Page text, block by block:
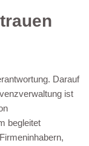
Darauf
ist
begleitet